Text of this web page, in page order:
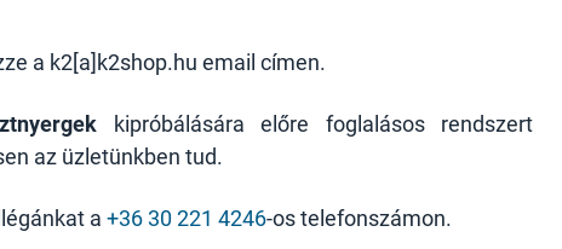
a k2[a]k2shop.hu email címen.
kipróbálására előre foglalásos rendszert
az üzletünkben tud.
a +36 30 221 4246-os telefonszámon.